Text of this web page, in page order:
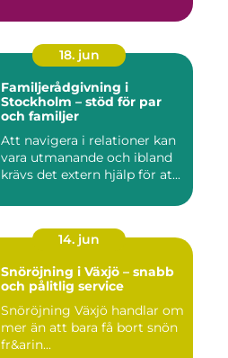
18. jun
Familjerådgivning i
Stockholm – stöd för par
och familjer
Att navigera i relationer kan
vara utmanande och ibland
krävs det extern hjälp för at...
14. jun
Snöröjning i Växjö – snabb
och pålitlig service
Snöröjning Växjö handlar om
mer än att bara få bort snön
fr&arin...